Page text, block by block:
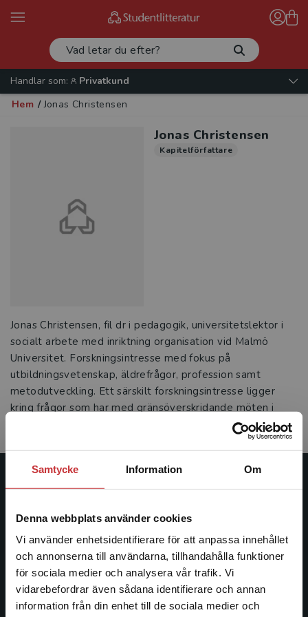
Samtycke Information Om
Denna webbplats använder cookies
Vi använder enhetsidentifierare för att anpassa innehållet
och annonserna till användarna, tillhandahålla funktioner
för sociala medier och analysera vår trafik. Vi
vidarebefordrar även sådana identifierare och annan
information från din enhet till de sociala medier och
Begränsad fraktregion
Handlar som:
Privatkund
Hem / Jonas Christensen
Jonas Christensen
Kapitelförfattare
Jonas Christensen, fil dr i pedagogik, universitetslektor i
socialt arbete med inriktning organisation vid Malmö
Universitet. Forskningsintresse med fokus på
utbildningsvetenskap, äldrefrågor, profession samt
metodutveckling. Ett särskilt forskningsintresse ligger
kring frågor som har med gränsöverskridande möten i
Studentlitteratur
Studentlitteratur grundades 1963 och är idag Sveriges
ledande utbildningsförlag. Med läromedel, kurslitteratur,
facklitteratur, utbildningar och digitala
informationstjänster i utbudet, finns Studentlitteratur med
längs hela kunskapsresan.